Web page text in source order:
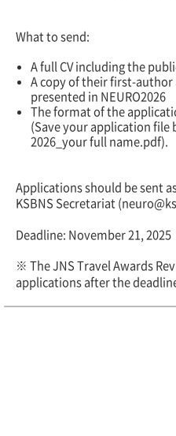
What to send:
A full CV including the
A copy of their first-
presented in NEURO2026
The format of the
(Save your application file
2026_your full name.pdf).
Applications should be sent
KSBNS Secretariat
Deadline: November 21, 2025
※ The JNS Travel Awards
applications after the